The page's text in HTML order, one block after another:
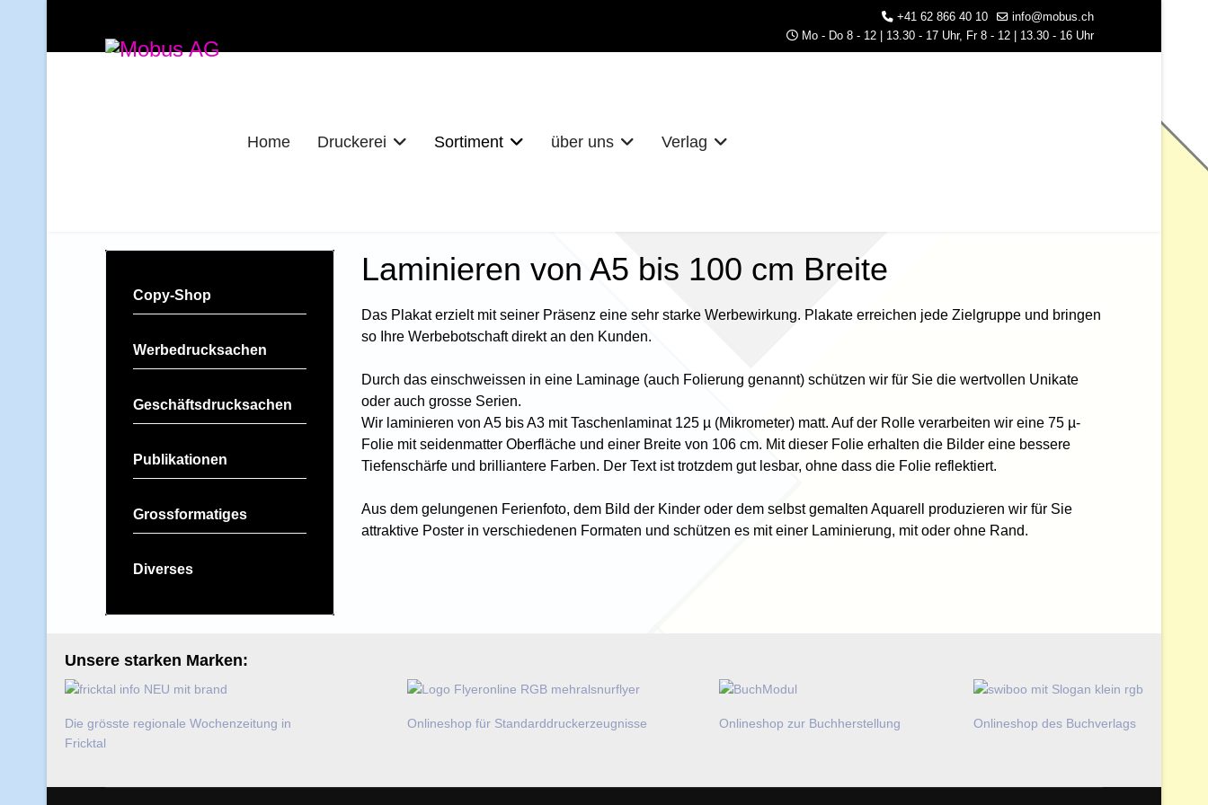
+41 62 866 40 10
info@mobus.ch
Mo - Do 8 - 12 | 13.30 - 17 Uhr, Fr 8 - 12 | 13.30 - 16 Uhr
Home Druckerei Sortiment über uns Verlag
Copy-Shop
Werbedrucksachen
Geschäftsdrucksachen
Publikationen
Grossformatiges
Diverses
Laminieren von A5 bis 100 cm Breite
Das Plakat erzielt mit seiner Präsenz eine sehr starke Werbewirkung. Plakate erreichen jede Zielgruppe und bringen
so Ihre Werbebotschaft direkt an den Kunden.
Durch das einschweissen in eine Laminage (auch Folierung genannt) schützen wir für Sie die wertvollen Unikate
oder auch grosse Serien.
Wir laminieren von A5 bis A3 mit Taschenlaminat 125 µ (Mikrometer) matt. Auf der Rolle verarbeiten wir eine 75 µ-
Folie mit seidenmatter Oberfläche und einer Breite von 106 cm. Mit dieser Folie erhalten die Bilder eine bessere
Tiefenschärfe und brilliantere Farben. Der Text ist trotzdem gut lesbar, ohne dass die Folie reflektiert.
Aus dem gelungenen Ferienfoto, dem Bild der Kinder oder dem selbst gemalten Aquarell produzieren wir für Sie
attraktive Poster in verschiedenen Formaten und schützen es mit einer Laminierung, mit oder ohne Rand.
Unsere starken Marken:
Die grösste regionale Wochenzeitung in
Fricktal
Onlineshop für Standarddruckerzeugnisse Onlineshop zur Buchherstellung Onlineshop des Buchverlags